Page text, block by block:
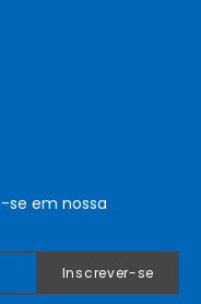
se em nossa
Inscrever-se